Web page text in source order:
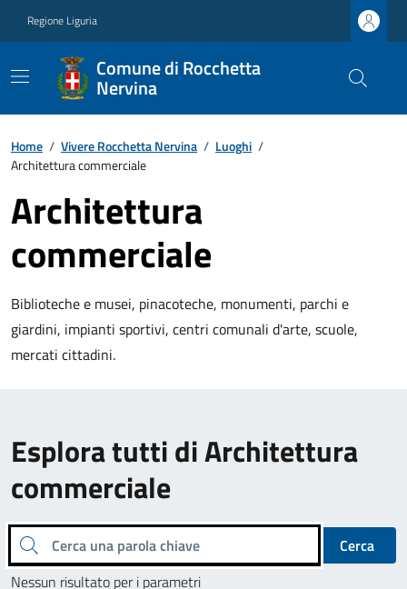
Regione Liguria
Comune di Rocchetta
Nervina
Home / Vivere Rocchetta Nervina / Luoghi /
Architettura commerciale
Architettura
commerciale
Biblioteche e musei, pinacoteche, monumenti, parchi e
giardini, impianti sportivi, centri comunali d'arte, scuole,
mercati cittadini.
Esplora tutti di Architettura
commerciale
Cerca una parola chiave
Cerca
Nessun risultato per i parametri